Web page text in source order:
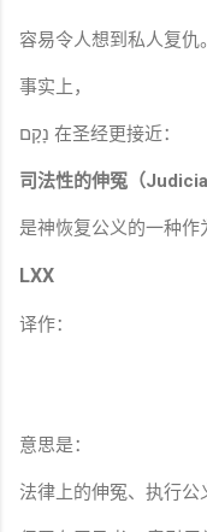
容易令人想到私人复仇。
事实上，
נָקָם 在圣经更接近：
司法性的伸冤（
是神恢复公义的一种作
LXX
译作：
意思是：
法律上的伸冤、执行公